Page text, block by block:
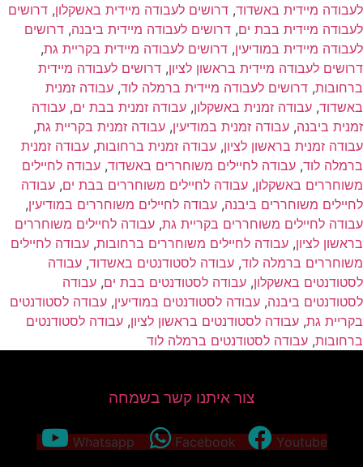
מיידית באשדוד, דרושים לעבודה מיידית באשקלון, דרושים
מיידית בבת ים, דרושים לעבודה מיידית ביבנה, דרושים
מיידית במודיעין, דרושים לעבודה מיידית בקריית גת,
לעבודה מיידית בראשון לציון, דרושים לעבודה מיידית
, דרושים לעבודה מיידית ברמלה לוד, עבודה זמנית
, עבודה זמנית באשקלון, עבודה זמנית בבת ים, עבודה
ביבנה, עבודה זמנית במודיעין, עבודה זמנית בקריית גת,
זמנית בראשון לציון, עבודה זמנית ברחובות, עבודה זמנית
לוד, עבודה לחיילים משוחררים באשדוד, עבודה לחיילים
באשקלון, עבודה לחיילים משוחררים בבת ים, עבודה
משוחררים ביבנה, עבודה לחיילים משוחררים במודיעין,
לחיילים משוחררים בקריית גת, עבודה לחיילים משוחררים
לציון, עבודה לחיילים משוחררים ברחובות, עבודה לחיילים
ברמלה לוד, עבודה לסטודנטים באשדוד, עבודה
באשקלון, עבודה לסטודנטים בבת ים, עבודה
ביבנה, עבודה לסטודנטים במודיעין, עבודה לסטודנטים
גת, עבודה לסטודנטים בראשון לציון, עבודה לסטודנטים
, עבודה לסטודנטים ברמלה לוד
צור איתנו קשר בשמחה
Whatsapp Facebook Youtube